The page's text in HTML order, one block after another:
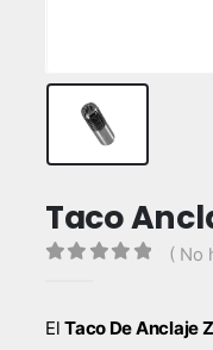
Taco
( No
ElTaco De Anclaje